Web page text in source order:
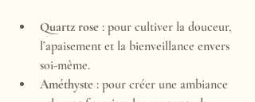
Quartz rose : pour cultiver la douceur,
l’apaisement et la bienveillance envers
soi-même.
Améthyste : pour créer une ambiance